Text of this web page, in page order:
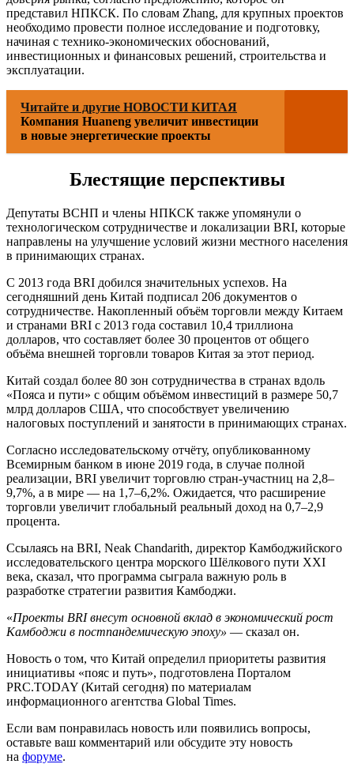
представил НПКСК. По словам Zhang, для крупных проектов
необходимо провести полное исследование и подготовку,
начиная с технико-экономических обоснований,
инвестиционных и финансовых решений, строительства и
эксплуатации.
Читайте и другие НОВОСТИ КИТАЯ
Компания Huaneng увеличит инвестиции
в новые энергетические проекты
Блестящие перспективы
Депутаты ВСНП и члены НПКСК также упомянули о
технологическом сотрудничестве и локализации BRI, которые
направлены на улучшение условий жизни местного населения
в принимающих странах.
С 2013 года BRI добился значительных успехов. На
сегодняшний день Китай подписал 206 документов о
сотрудничестве. Накопленный объём торговли между Китаем
и странами BRI с 2013 года составил 10,4 триллиона
долларов, что составляет более 30 процентов от общего
объёма внешней торговли товаров Китая за этот период.
Китай создал более 80 зон сотрудничества в странах вдоль
«Пояса и пути» с общим объёмом инвестиций в размере 50,7
млрд долларов США, что способствует увеличению
налоговых поступлений и занятости в принимающих странах.
Согласно исследовательскому отчёту, опубликованному
Всемирным банком в июне 2019 года, в случае полной
реализации, BRI увеличит торговлю стран-участниц на 2,8–
9,7%, а в мире — на 1,7–6,2%. Ожидается, что расширение
торговли увеличит глобальный реальный доход на 0,7–2,9
процента.
Ссылаясь на BRI, Neak Chandarith, директор Камбоджийского
исследовательского центра морского Шёлкового пути XXI
века, сказал, что программа сыграла важную роль в
разработке стратегии развития Камбоджи.
«Проекты BRI внесут основной вклад в экономический рост
Камбоджи в постпандемическую эпоху» — сказал он.
Новость о том, что Китай определил приоритеты развития
инициативы «пояс и путь», подготовлена Порталом
PRC.TODAY (Китай сегодня) по материалам
информационного агентства Global Times.
Если вам понравилась новость или появились вопросы,
оставьте ваш комментарий или обсудите эту новость
на форуме.